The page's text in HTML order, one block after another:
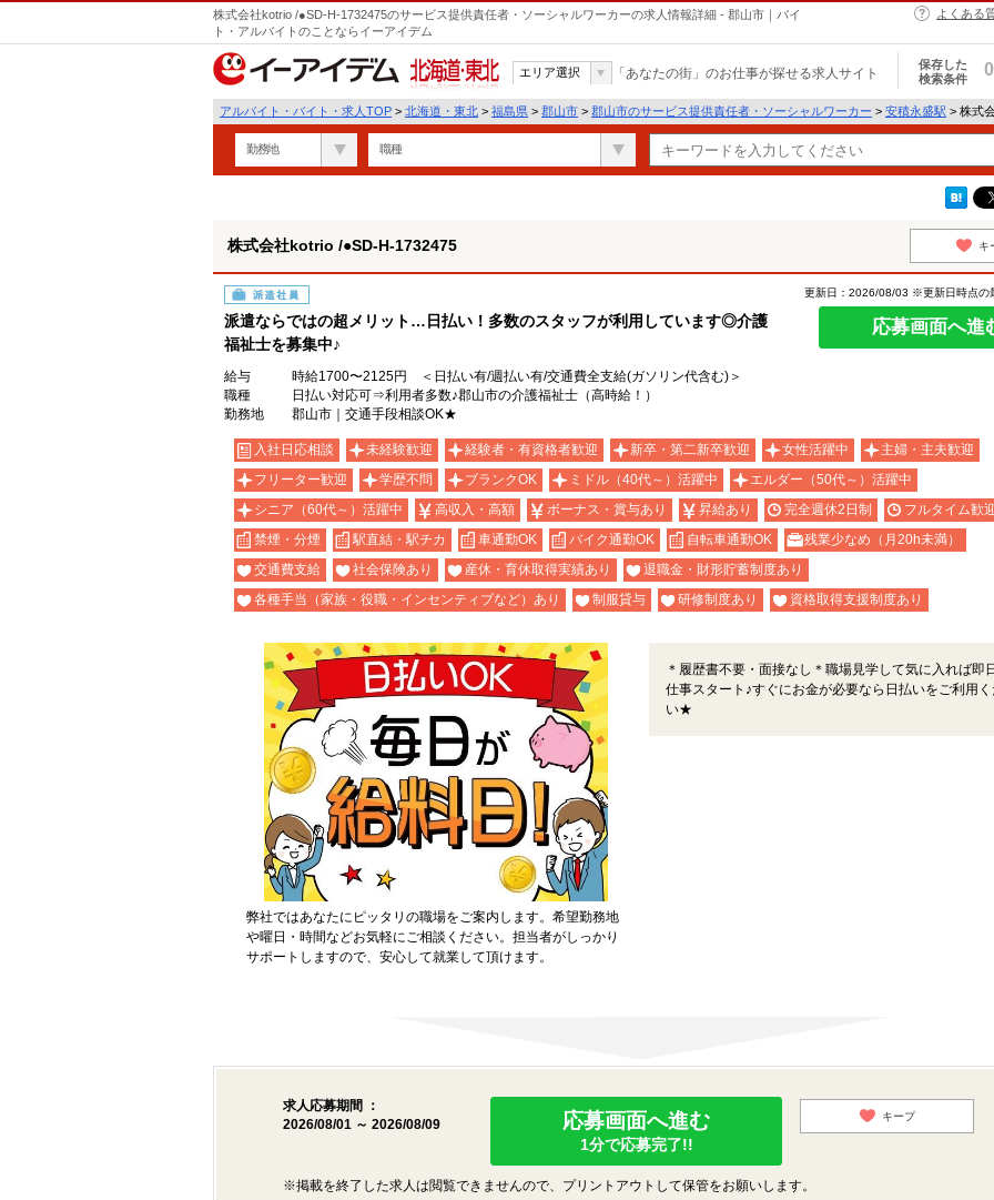
株式会社kotrio /●SD-H-1732475のサービス提供責任者・ソーシャルワーカーの求人情報詳細 - 郡山市｜バイ
ト・アルバイトのことならイーアイデム
よくある
北海道・東北
エリア選択 「あなたの街」のお仕事が探せる求人サイト
保存した
検索条件
0
アルバイト・バイト・求人TOP > 北海道・東北 > 福島県 > 郡山市 > 郡山市のサービス提供責任者・ソーシャルワーカー > 安積永盛駅 > 株式
勤務地 職種
株式会社kotrio /●SD-H-1732475 キ
派遣社員
派遣ならではの超メリット…日払い！多数のスタッフが利用しています◎介護
福祉士を募集中♪
更新日：2026/08/03 ※更新日時点の
応募画面へ進
給与
時給1700〜2125円 ＜日払い有/週払い有/交通費全支給(ガソリン代含む)＞
職種
日払い対応可⇒利用者多数♪郡山市の介護福祉士（高時給！）
勤務地
郡山市｜交通手段相談OK★
入社日応相談 未経験歓迎 経験者・有資格者歓迎 新卒・第二新卒歓迎 女性活躍中
主婦・主夫歓迎
フリーター歓迎
学歴不問 ブランクOK ミドル（40代～）活躍中
エルダー（50代～）活躍中
シニア（60代～）活躍中
高収入・高額 ボーナス・賞与あり 昇給あり 完全週休2日制
フルタイム歓
禁煙・分煙
駅直結・駅チカ 車通勤OK バイク通勤OK 自転車通勤OK
残業少なめ（月20h未満）
交通費支給
社会保険あり 産休・育休取得実績あり
退職金・財形貯蓄制度あり
各種手当（家族・役職・インセンティブなど）あり
制服貸与 研修制度あり 資格取得支援制度あり
弊社ではあなたにピッタリの職場をご案内します。希望勤務地
や曜日・時間などお気軽にご相談ください。担当者がしっかり
サポートしますので、安心して就業して頂けます。
＊履歴書不要・面接なし＊職場見学して気に入れば即
仕事スタート♪すぐにお金が必要なら日払いをご利用く
い★
求人応募期間 ：
2026/08/01 ～ 2026/08/09
応募画面へ進む
1分で応募完了!!
キープ
※掲載を終了した求人は閲覧できませんので、プリントアウトして保管をお願いします。